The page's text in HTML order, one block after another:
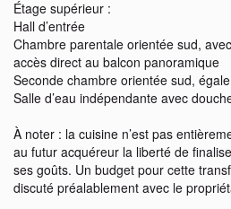
Étage supérieur :
Hall d’entrée
Chambre parentale orientée sud,
accès direct au balcon panoramique
Seconde chambre orientée sud,
Salle d’eau indépendante avec
À noter : la cuisine n’est pas
au futur acquéreur la liberté de
ses goûts. Un budget pour cette
discuté préalablement avec le